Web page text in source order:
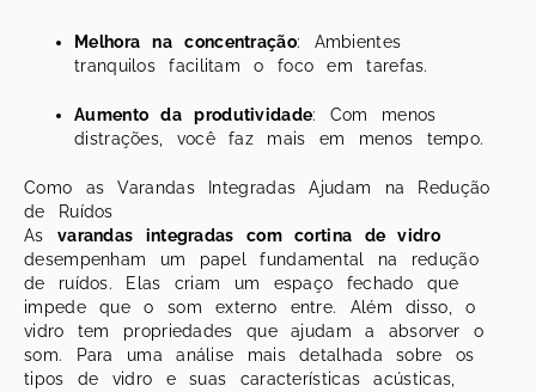
Melhora na concentração: Ambientes
tranquilos facilitam o foco em tarefas.
Aumento da produtividade: Com menos
distrações, você faz mais em menos tempo.
Como as Varandas Integradas Ajudam na Redução
de Ruídos
As varandas integradas com cortina de vidro
desempenham um papel fundamental na redução
de ruídos. Elas criam um espaço fechado que
impede que o som externo entre. Além disso, o
vidro tem propriedades que ajudam a absorver o
som. Para uma análise mais detalhada sobre os
tipos de vidro e suas características acústicas,